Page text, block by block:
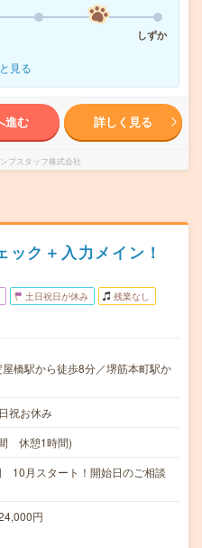
しずか
見る
進む 詳しく見る
プスタッフ株式会社
ク＋入力メイン！
土日祝日が休み 残業なし
橋駅から徒歩8分／堺筋本町駅か
祝お休み
休憩1時間)
10月スタート！開始日のご相談
円